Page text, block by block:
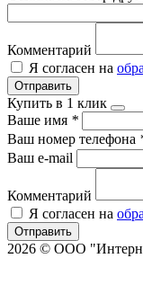
Комментарий
Я согласен на
Отправить
Купить в 1 клик
Ваше имя *
Ваш номер телефона
Ваш e-mail
Комментарий
Я согласен на
Отправить
2026 © ООО